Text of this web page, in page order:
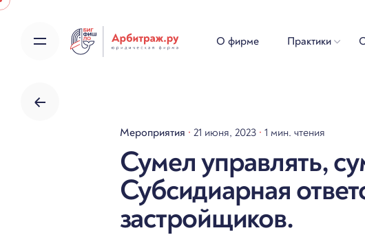
Skip
content
О фирме Практики
Мероприятия 21 июня, 2023 1 мин. чтения
Сумел управлять,
Субсидиарная
застройщиков.